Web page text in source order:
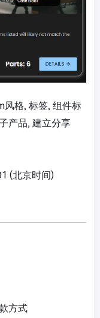
风格, 标签, 组件标
产品, 建立分享
(北京时间)
方式